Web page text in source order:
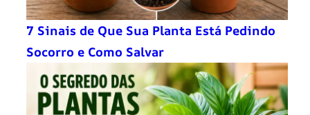
7 Sinais de Que Sua Planta Está Pedindo
Socorro e Como Salvar